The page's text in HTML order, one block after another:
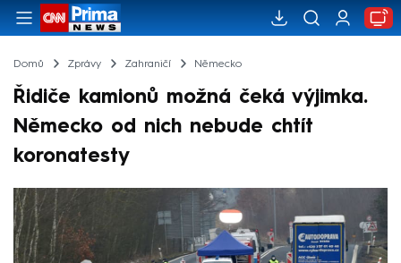
Domů Zprávy Zahraničí Německo
Řidiče kamionů možná čeká výjimka.
Německo od nich nebude chtít
koronatesty